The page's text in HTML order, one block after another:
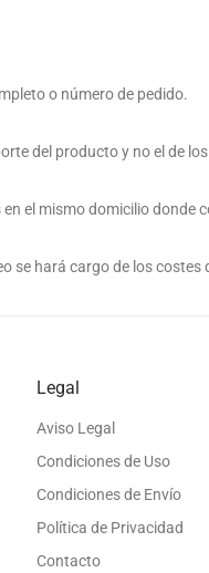
o número de pedido.
del producto y no el de
el mismo domicilio donde
se hará cargo de los
Legal
Aviso Legal
Condiciones de Uso
Condiciones de Envío
Política de Privacidad
Contacto